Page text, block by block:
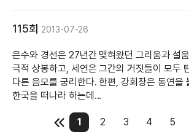
115회 2013-07-26
은수와 경선은 27년간 맺혀왔던 그리움과 설
극적 상봉하고, 세연은 그간의 거짓들이 모두
다른 음모를 궁리한다. 한편, 강회장은 동연을
한국을 떠나라 하는데...
1 2 3 4 5